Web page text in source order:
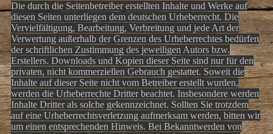
Die durch die Seitenbetreiber erstellten Inhalte und Werke auf
diesen Seiten unterliegen dem deutschen Urheberrecht. Die
Vervielfältigung, Bearbeitung, Verbreitung und jede Art der
Verwertung außerhalb der Grenzen des Urheberrechtes bedürfen
der schriftlichen Zustimmung des jeweiligen Autors bzw.
Erstellers. Downloads und Kopien dieser Seite sind nur für den
privaten, nicht kommerziellen Gebrauch gestattet. Soweit die
Inhalte auf dieser Seite nicht vom Betreiber erstellt wurden,
werden die Urheberrechte Dritter beachtet. Insbesondere werden
Inhalte Dritter als solche gekennzeichnet. Sollten Sie trotzdem
auf eine Urheberrechtsverletzung aufmerksam werden, bitten wir
um einen entsprechenden Hinweis. Bei Bekanntwerden von